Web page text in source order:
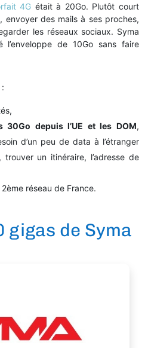
4G était à 20Go. Plutôt court
envoyer des mails à ses proches,
les réseaux sociaux. Syma
l’enveloppe de 10Go sans faire
30Go depuis l’UE et les DOM,
d’un peu de data à l’étranger
un itinéraire, l’adresse de
réseau de France.
de Syma